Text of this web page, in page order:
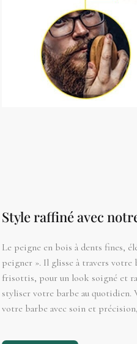
Style raffiné avec
Le peigne en bois à dents fines,
peigner ». Il glisse à travers votre
frisottis, pour un look soigné et
styliser votre barbe au quotidien.
votre barbe avec soin et